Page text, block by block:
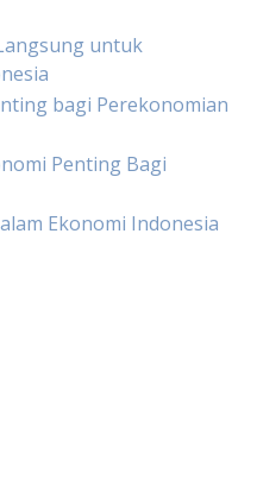
untuk
bagi Perekonomian
Penting Bagi
Ekonomi Indonesia